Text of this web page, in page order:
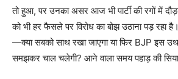
तो हुआ, पर उनका असर आज भी पार्टी की रगों में
को भी हर फैसले पर विरोध का बोझ उठाना पड़ रहा
—क्या सबको साथ रखा जाएगा या फिर BJP इस
समझकर चाल चलेगी? आने वाला समय पहाड़ की